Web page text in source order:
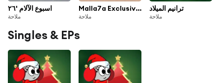
اسبوع الآلام '٢٦
ملاحة
Malla7a Exclusives, Vol.2 | الاصدار الثاني
ملاحة
ترانيم الميلاد
ملاحة
Singles & EPs